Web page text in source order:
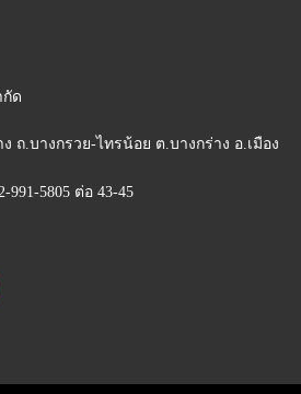
กัด
ถ.บางกรวย-ไทรน้อย ต.บางกร่าง อ.เมือง
991-5805 ต่อ 43-45